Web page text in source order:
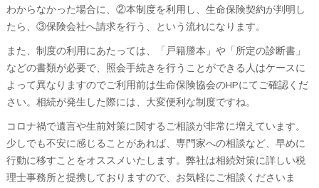
わからなかった場合に、②本制度を利用し、生命保険契約が判明し
たら、③保険会社へ請求を行う、という流れになります。
また、制度の利用にあたっては、「戸籍謄本」や「所定の診断書」
などの書類が必要で、照会手続きを行うことができる人はケースに
よって異なりますのでご利用前は生命保険協会のHPにてご確認くだ
さい。相続が発生した際には、大変便利な制度ですね。
コロナ禍で遺言や生前対策に関するご相談が非常に増えています。
少しでも不安に感じることがあれば、専門家への相談など、早めに
行動に移すことをオススメいたします。弊社は相続対策に詳しい税
理士事務所と提携しておりますので、お気軽にご相談くださいま